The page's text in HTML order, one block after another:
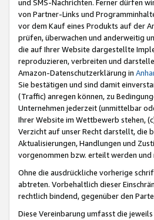
und SMS-Nachrichten. Ferner dürfen
von Partner-Links und
vor dem Kauf eines Produkts auf der
prüfen, überwachen und anderweitig
die auf Ihrer Website dargestellte
reproduzieren, verbreiten und
Amazon-Datenschutzerklärung in
Sie bestätigen und sind damit
(Traffic) anregen können, zu
Unternehmen jederzeit (unmittelbar
Ihrer Website im Wettbewerb stehen,
Verzicht auf unser Recht darstellt, die
Aktualisierungen, Handlungen und
vorgenommen bzw. erteilt werden
Ohne die ausdrückliche vorherige
abtreten. Vorbehaltlich dieser
rechtlich bindend, gegenüber den
Diese Vereinbarung umfasst die